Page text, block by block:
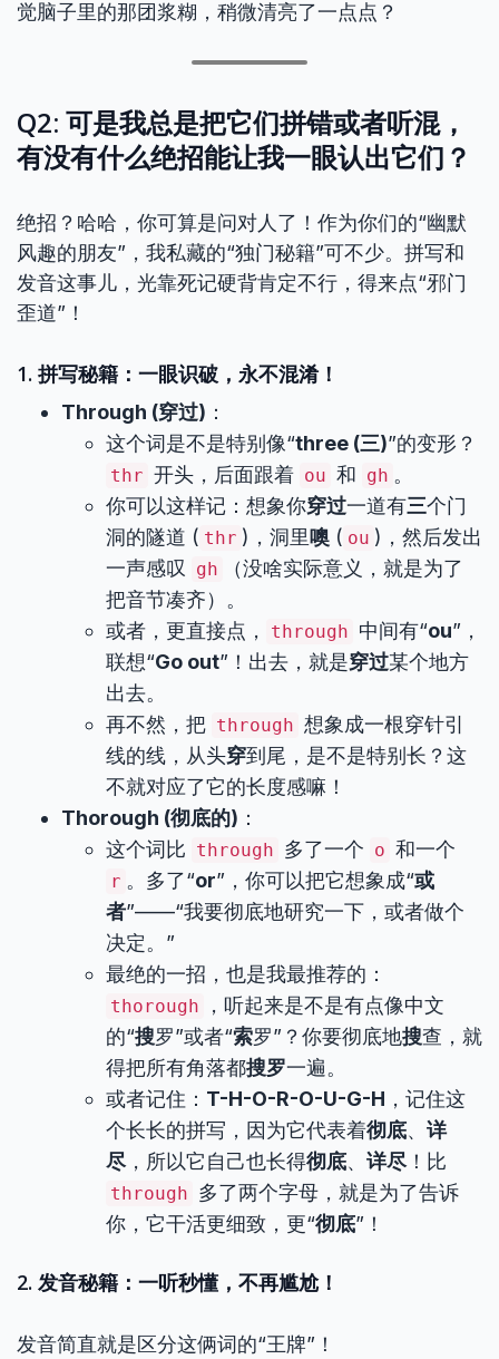
觉脑子里的那团浆糊，稍微清亮了一点点？
Q2: 可是我总是把它们拼错或者听混，
有没有什么绝招能让我一眼认出它们？
绝招？哈哈，你可算是问对人了！作为你们的“幽默
风趣的朋友”，我私藏的“独门秘籍”可不少。拼写和
发音这事儿，光靠死记硬背肯定不行，得来点“邪门
歪道”！
1. 拼写秘籍：一眼识破，永不混淆！
Through (穿过) ：
这个词是不是特别像“three (三)”的变形？
thr 开头，后面跟着 ou 和 gh 。
你可以这样记：想象你穿过一道有三个门
洞的隧道 ( thr )，洞里噢 ( ou )，然后发出
一声感叹
gh
（没啥实际意义，就是为了
把音节凑齐）。
或者，更直接点，
through 中间有“ou”，
联想“Go out”！出去，就是穿过某个地方
出去。
再不然，把 through 想象成一根穿针引
线的线，从头穿到尾，是不是特别长？这
不就对应了它的长度感嘛！
Thorough (彻底的) ：
这个词比 through 多了一个 o 和一个
r 。多了“or”，你可以把它想象成“或
者”——“我要彻底地研究一下，或者做个
决定。”
最绝的一招，也是我最推荐的：
thorough
，听起来是不是有点像中文
的“搜罗”或者“索罗”？你要彻底地搜查，就
得把所有角落都搜罗一遍。
或者记住： T-H-O-R-O-U-G-H ，记住这
个长长的拼写，因为它代表着彻底、 详
尽，所以它自己也长得彻底、 详尽！比
through 多了两个字母，就是为了告诉
你，它干活更细致，更“彻底”！
2. 发音秘籍：一听秒懂，不再尴尬！
发音简直就是区分这俩词的“王牌”！